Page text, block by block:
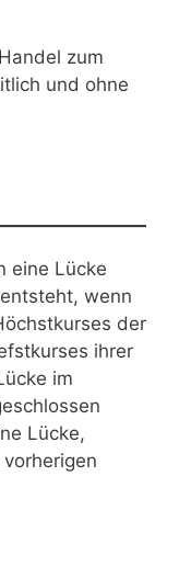
zum
und ohne
eine Lücke
wenn
der
ihrer
im
Lücke,